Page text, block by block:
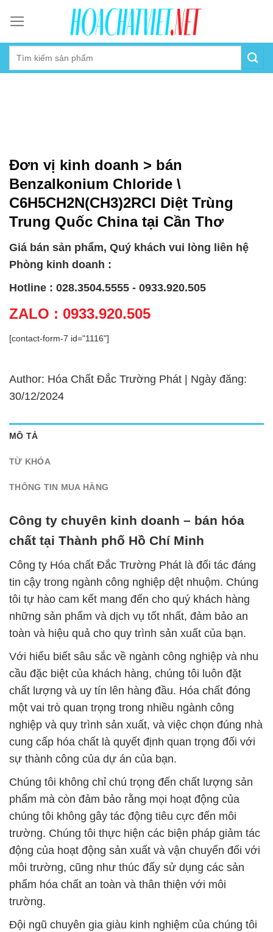
content
Đơn vị kinh doanh > bán
Benzalkonium Chloride \
C6H5CH2N(CH3)2RCl Diệt Trùng
Trung Quốc China tại Cần Thơ
Giá bán sản phẩm, Quý khách vui lòng liên hệ
Phòng kinh doanh :
Hotline : 028.3504.5555 - 0933.920.505
ZALO : 0933.920.505
[contact-form-7 id="1116"]
Author: Hóa Chất Đắc Trường Phát | Ngày đăng:
30/12/2024
MÔ TẢ
TỪ KHÓA
THÔNG TIN MUA HÀNG
Công ty chuyên kinh doanh – bán hóa
chất tại Thành phố Hồ Chí Minh
Công ty Hóa chất Đắc Trường Phát là đối tác đáng
tin cậy trong ngành công nghiệp dệt nhuộm. Chúng
tôi tự hào cam kết mang đến cho quý khách hàng
những sản phẩm và dịch vụ tốt nhất, đảm bảo an
toàn và hiệu quả cho quy trình sản xuất của bạn.
Với hiểu biết sâu sắc về ngành công nghiệp và nhu
cầu đặc biệt của khách hàng, chúng tôi luôn đặt
chất lượng và uy tín lên hàng đầu. Hóa chất đóng
một vai trò quan trọng trong nhiều ngành công
nghiệp và quy trình sản xuất, và việc chọn đúng nhà
cung cấp hóa chất là quyết định quan trọng đối với
sự thành công của dự án của bạn.
Chúng tôi không chỉ chú trọng đến chất lượng sản
phẩm mà còn đảm bảo rằng mọi hoạt động của
chúng tôi không gây tác động tiêu cực đến môi
trường. Chúng tôi thực hiện các biện pháp giảm tác
động của hoạt động sản xuất và vận chuyển đối với
môi trường, cũng như thúc đẩy sử dụng các sản
phẩm hóa chất an toàn và thân thiện với môi
trường.
Đội ngũ chuyên gia giàu kinh nghiệm của chúng tôi